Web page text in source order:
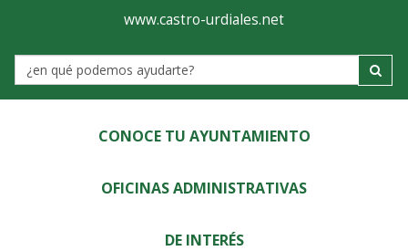
Ayuntamiento
de
Castro-
Urdiales
www.castro-urdiales.net
Label
CONOCE TU AYUNTAMIENTO
OFICINAS ADMINISTRATIVAS
DE INTERÉS